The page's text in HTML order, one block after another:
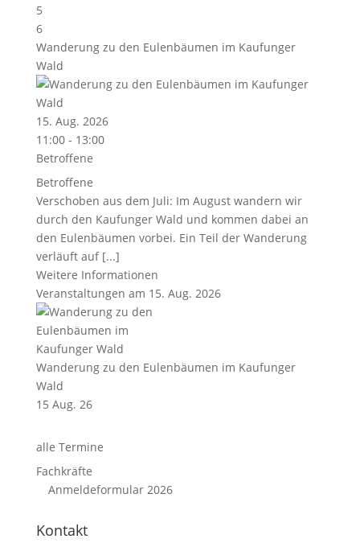
5
6
Wanderung zu den Eulenbäumen im Kaufunger
Wald
15. Aug. 2026
11:00 - 13:00
Betroffene
Betroffene
Verschoben aus dem Juli: Im August wandern wir
durch den Kaufunger Wald und kommen dabei an
den Eulenbäumen vorbei. Ein Teil der Wanderung
verläuft auf [...]
Weitere Informationen
Veranstaltungen am 15. Aug. 2026
Wanderung zu den Eulenbäumen im Kaufunger
Wald
15 Aug. 26
alle Termine
Fachkräfte
Anmeldeformular 2026
Kontakt